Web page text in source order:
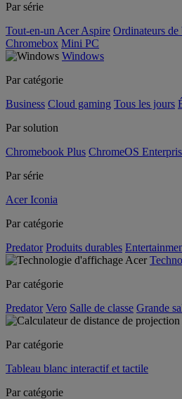
Par série
Tout-en-un Acer Aspire Ordinateurs de
Chromebox Mini PC
Windows
Par catégorie
Business Cloud gaming Tous les jours
Par solution
Chromebook Plus ChromeOS
Par série
Acer Iconia
Par catégorie
Predator Produits durables
Par catégorie
Predator Vero Salle de classe Grande
Par catégorie
Tableau blanc interactif et tactile
Par catégorie